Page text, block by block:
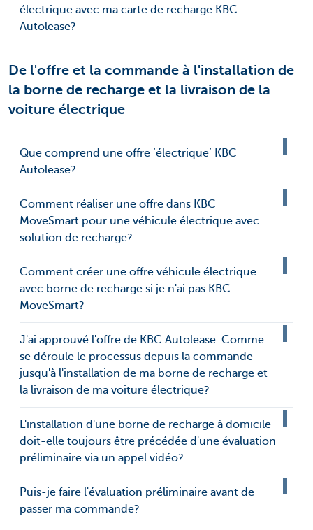
électrique avec ma carte de recharge KBC
Autolease?
De l'offre et la commande à l'installation de
la borne de recharge et la livraison de la
voiture électrique
Que comprend une offre ‘électrique’ KBC
Autolease?
Comment réaliser une offre dans KBC
MoveSmart pour une véhicule électrique avec
solution de recharge?
Comment créer une offre véhicule électrique
avec borne de recharge si je n'ai pas KBC
MoveSmart?
J'ai approuvé l'offre de KBC Autolease. Comme
se déroule le processus depuis la commande
jusqu'à l'installation de ma borne de recharge et
la livraison de ma voiture électrique?
L'installation d'une borne de recharge à domicile
doit-elle toujours être précédée d'une évaluation
préliminaire via un appel vidéo?
Puis-je faire l'évaluation préliminaire avant de
passer ma commande?